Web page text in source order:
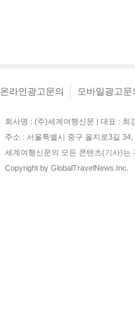
온라인광고문의 모바일광고문
회사명 : (주)세계여행신문 | 대표 : 최
주소 : 서울특별시 중구 을지로3길
세계여행신문의 모든 콘텐츠(기사)는
Copyright by GlobalTravelNews.Inc.